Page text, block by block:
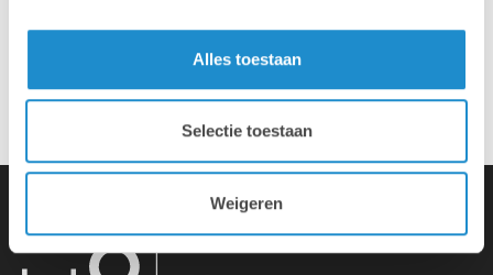
Alles toestaan
Selectie toestaan
Weigeren
Propre service de réparation
Reprise d'appareil ancien